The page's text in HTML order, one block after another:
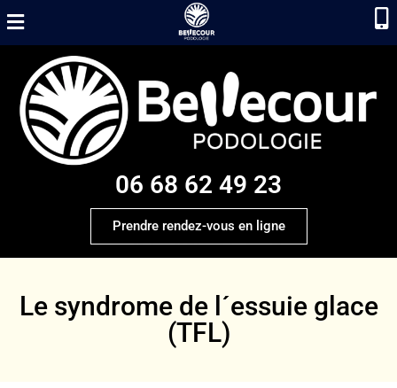
06 68 62 49 23
Prendre rendez-vous en ligne
Le syndrome de l´essuie glace
(TFL)